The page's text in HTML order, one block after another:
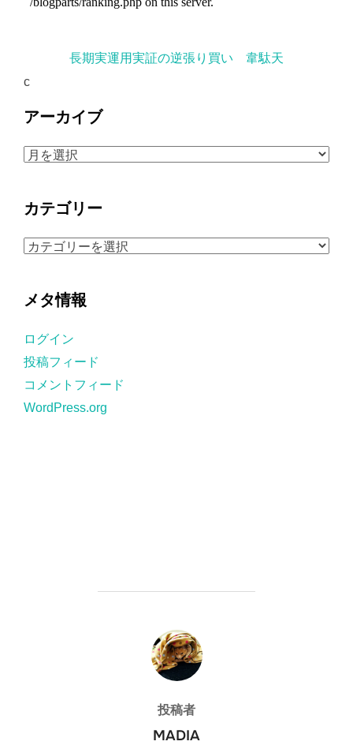
長期実運用実証の逆張り買い 韋駄天
c
アーカイブ
ア
ブ
カテゴリー
カ
ー
メタ情報
ログイン
投稿フィード
コメントフィード
WordPress.org
投稿者
投稿者
MADIA